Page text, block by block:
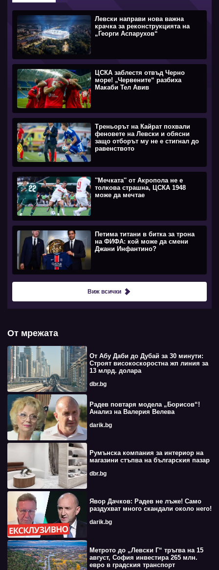
Левски направи нова важна
крачка за реконструкцията на
„Георги Аспарухов“
ЦСКА заблестя отвъд Черно
море! „Червените“ разбиха
Макаби Тел Авив
Треньорът на Кайрат похвали
феновете на Левски и обясни
защо отборът му не е стигнал до
равенството
''Мечката'' от Акропола не е
толкова страшна, ЦСКА 1948
може да мечтае
Петима титани в битка за трона
на ФИФА: кой може да смени
Джани Инфантино?
Виж всички
От мрежата
От Абу Даби до Дубай за 30 минути:
Строят високоскоростна жп линия за
13 млрд. долара
dbr.bg
Радев повтаря модела „Борисов“!
Анализ на Валерия Велева
darik.bg
Румънска компания за интериор на
магазини стъпва на българския пазар
dbr.bg
Явор Дачков: Радев не лъже! Само
раздухват много скандали около него!
darik.bg
Метрото до „Левски Г“ тръгва на 15
август, София инвестира 265 млн.
евро в градския транспорт